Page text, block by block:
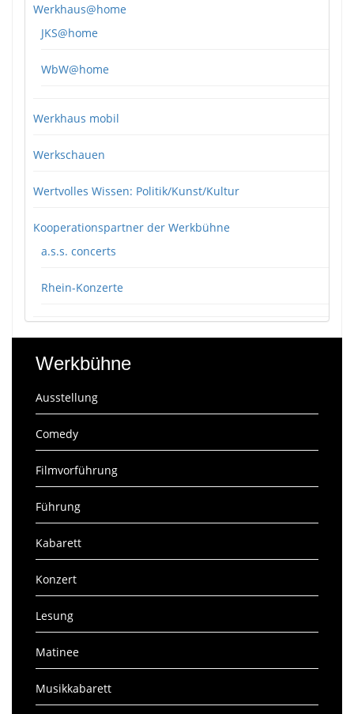
Werkhaus@home
JKS@home
WbW@home
Werkhaus mobil
Werkschauen
Wertvolles Wissen: Politik/Kunst/Kultur
Kooperationspartner der Werkbühne
a.s.s. concerts
Rhein-Konzerte
Werkbühne
Ausstellung
Comedy
Filmvorführung
Führung
Kabarett
Konzert
Lesung
Matinee
Musikkabarett